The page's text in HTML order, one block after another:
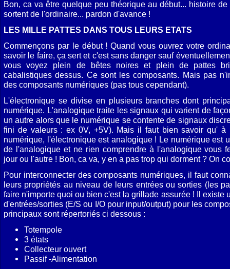
Bon, ca va être quelque peu théorique au début... histoire
sortent de l'ordinaire... pardon d'avance !
LES MILLE PATTES DANS TOUS LEURS ETATS
Commençons par le début ! Quand vous ouvrez votre
savoir le faire, ça sert et c'est sans danger sauf
vous voyez plein de bêtes noires et plein de pattes
cabalistiques dessus. Ce sont les composants. Mais pas
des composants numériques (pas tous cependant).
L'électronique se divise en plusieurs branches dont
numérique. L'analogique traite les signaux qui varient de
un autre alors que le numérique se contente de signaux
fini de valeurs : ex 0V, +5V). Mais il faut bien savoir qu' à
numérique, l'électronique est analogique ! Le numérique est
de l'analogique et ne rien comprendre à l'analogique vous
jour ou l'autre ! Bon, ca va, y en a pas trop qui dorment ? On
Pour interconnecter des composants numériques, il faut
leurs propriétés au niveau de leurs entrées ou sorties (les
faire n'importe quoi ou bien c'est la grillade assurée ! Il existe
d'entrées/sorties (E/S ou I/O pour input/output) pour les
principaux sont répertoriés ci dessous :
Totempole
3 états
Collecteur ouvert
Passif -Alimentation